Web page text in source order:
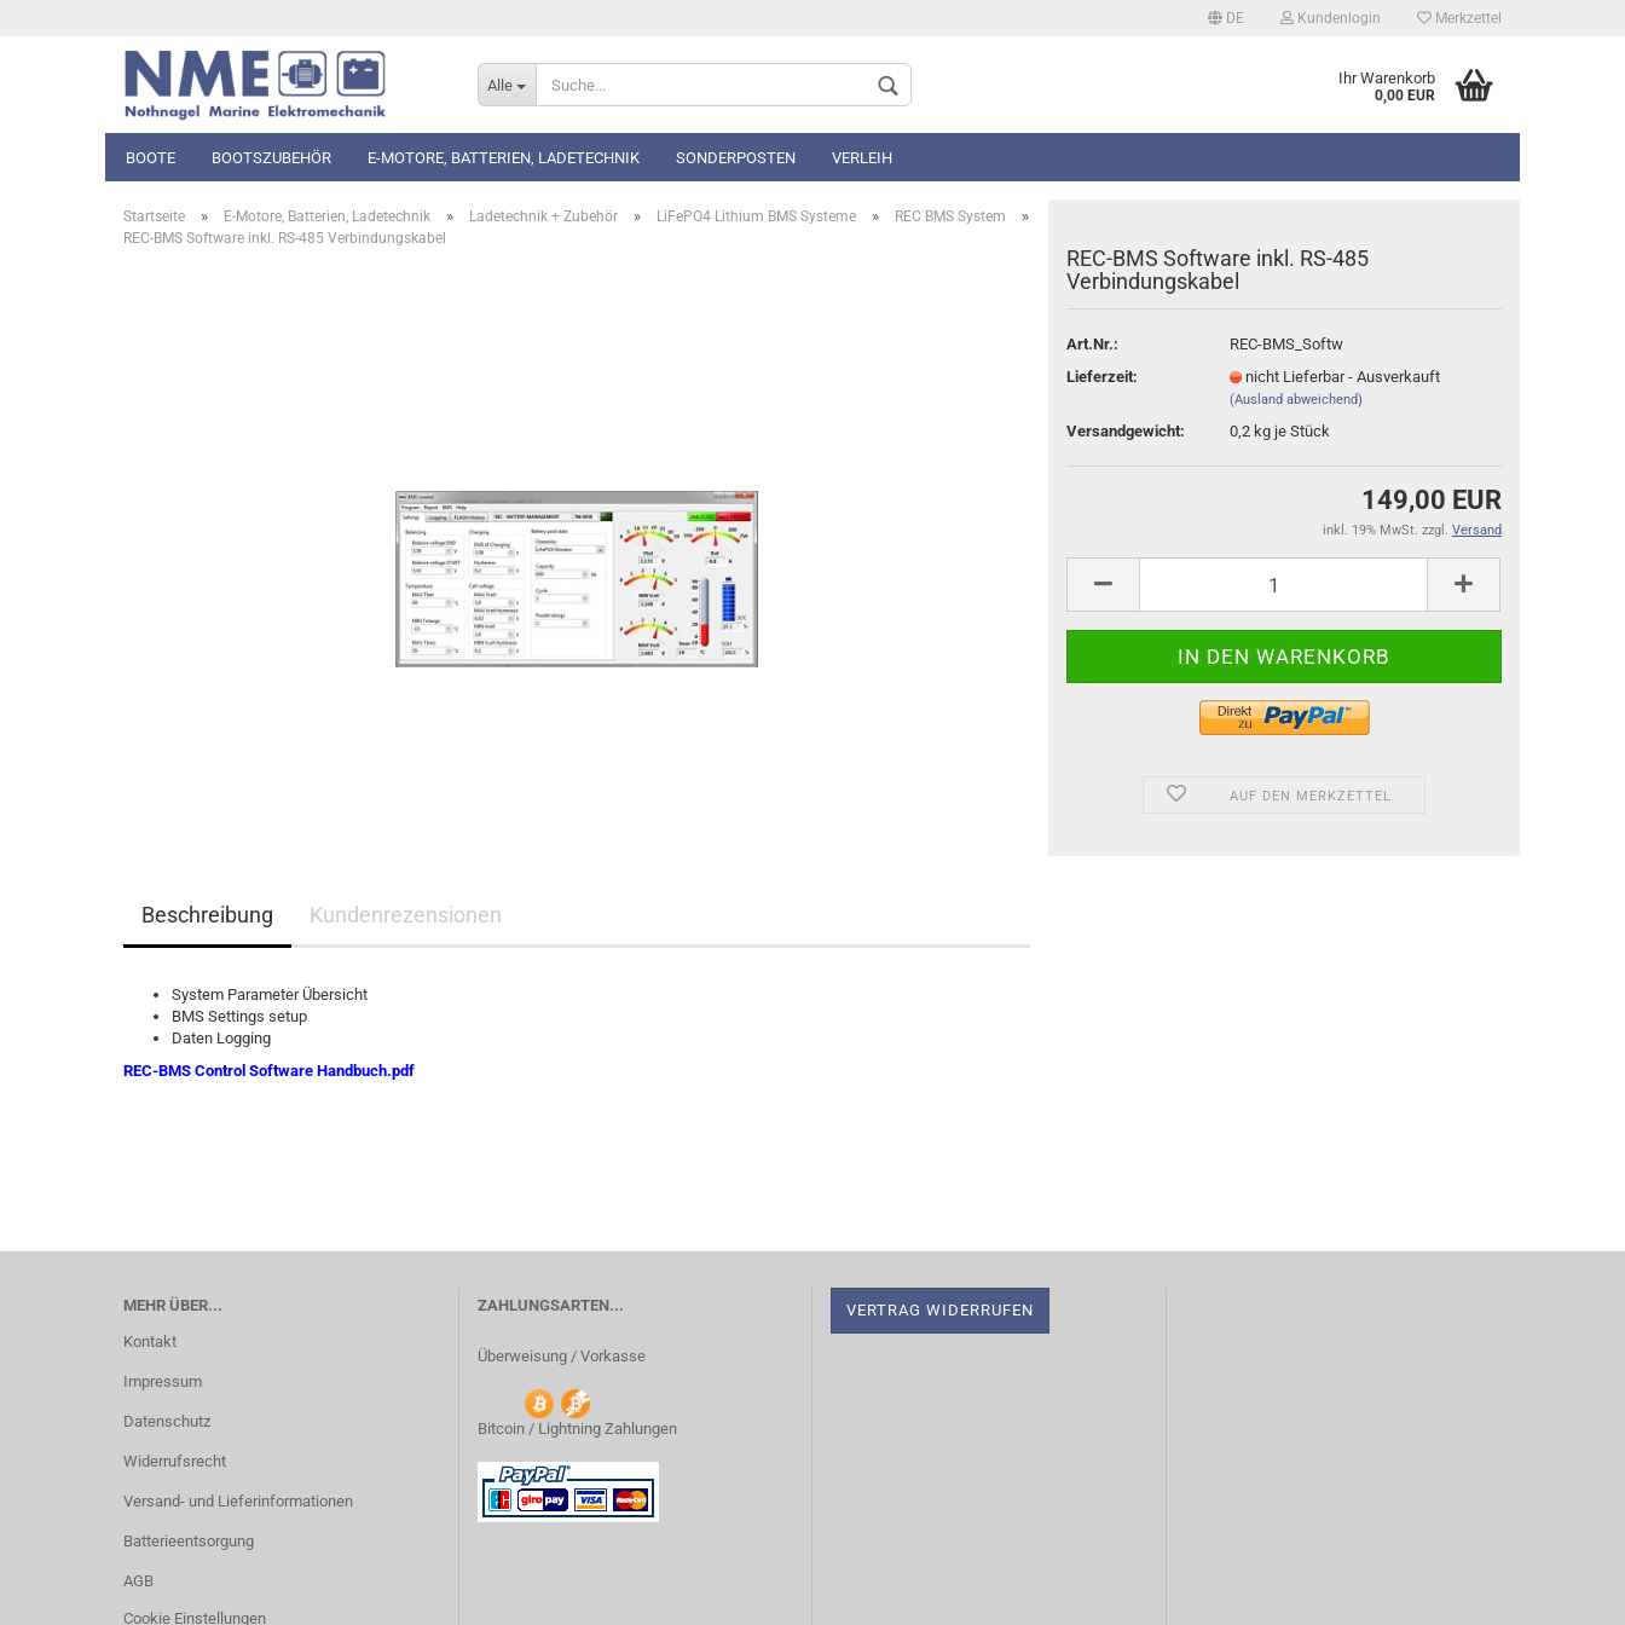
DE Kundenlogin
Konto erstellen
Passwort vergessen?
Merkzettel
Alle Ihr Warenkorb
0,00 EUR
BOOTE BOOTSZUBEHÖR E-MOTORE, BATTERIEN, LADETECHNIK SONDERPOSTEN VERLEIH
Startseite » E-Motore, Batterien, Ladetechnik » Ladetechnik + Zubehör » LiFePO4 Lithium BMS Systeme » REC BMS System »
REC-BMS Software inkl. RS-485 Verbindungskabel
REC-BMS Software inkl. RS-485
Verbindungskabel
Art.Nr.:
REC-BMS_Softw
Lieferzeit:
nicht Lieferbar - Ausverkauft
(Ausland abweichend)
Versandgewicht: 0,2 kg je Stück
149,00 EUR
inkl. 19% MwSt. zzgl. Versand
AUF DEN MERKZETTEL
Beschreibung Kundenrezensionen
System Parameter Übersicht
BMS Settings setup
Daten Logging
REC-BMS Control Software Handbuch.pdf
MEHR ÜBER...
Kontakt
Impressum
Datenschutz
Widerrufsrecht
Versand- und Lieferinformationen
Batterieentsorgung
AGB
Cookie Einstellungen
ZAHLUNGSARTEN...
Überweisung / Vorkasse
Bitcoin / Lightning Zahlungen
VERTRAG WIDERRUFEN